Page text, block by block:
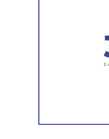
Rochdale y Jujuy;
Avenida Roca; y